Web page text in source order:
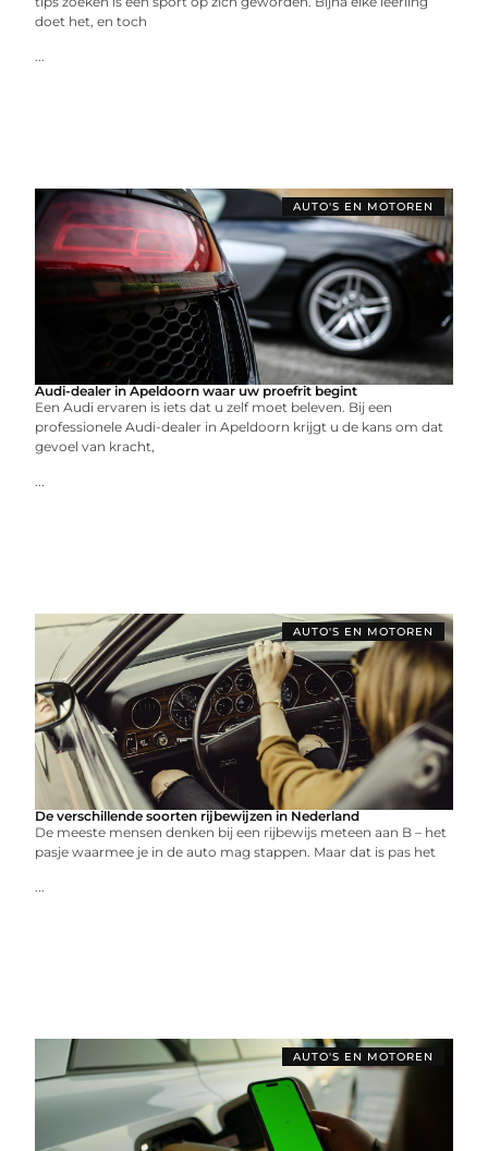
doet het, en toch
...
AUTO'S EN MOTOREN
Audi-dealer in Apeldoorn waar uw proefrit begint
Een Audi ervaren is iets dat u zelf moet beleven. Bij een
professionele Audi-dealer in Apeldoorn krijgt u de kans om dat
gevoel van kracht,
...
AUTO'S EN MOTOREN
De verschillende soorten rijbewijzen in Nederland
De meeste mensen denken bij een rijbewijs meteen aan B – het
pasje waarmee je in de auto mag stappen. Maar dat is pas het
...
AUTO'S EN MOTOREN